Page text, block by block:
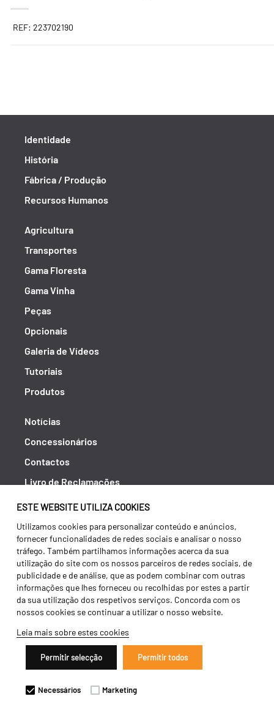
ESTE WEBSITE UTILIZA COOKIES
Utilizamos cookies para personalizar conteúdo e anúncios,
fornecer funcionalidades de redes sociais e analisar o nosso
tráfego. Também partilhamos informações acerca da sua
utilização do site com os nossos parceiros de redes sociais, de
publicidade e de análise, que as podem combinar com outras
informações que lhes forneceu ou recolhidas por estes a partir
da sua utilização dos respetivos serviços. Concorda com os
nossos cookies se continuar a utilizar o nosso website.
Leia mais sobre estes cookies
Permitir selecção Permitir todos
Necessários Marketing
REF: 223702190
Identidade
História
Fábrica / Produção
Recursos Humanos
Agricultura
Transportes
Gama Floresta
Gama Vinha
Peças
Opcionais
Galeria de Vídeos
Tutoriais
Produtos
Notícias
Concessionários
Contactos
Livro de Reclamações
Política de Privacidade
Canal de Denúncias (RGPC)
Termos e condições